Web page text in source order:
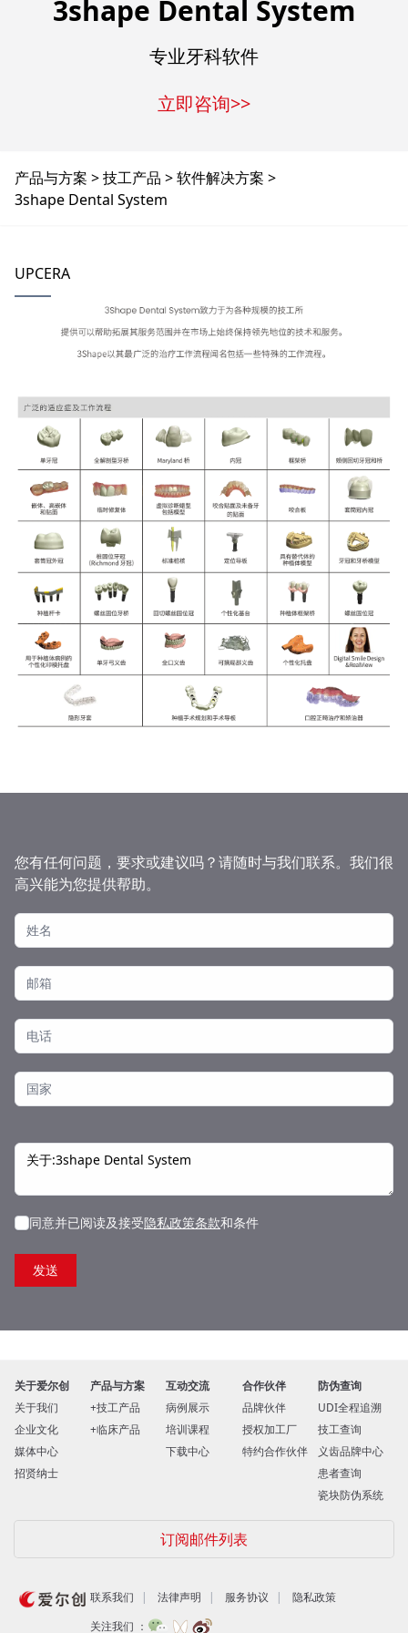
3shape Dental System
专业牙科软件
立即咨询>>
产品与方案 技工产品
软件解决方案
3shape Dental System
UPCERA
您有任何问题，要求或建议吗？请随时与我们联系。我们很
高兴能为您提供帮助。
同意并已阅读及接受隐私政策条款和条件
关于爱尔创
关于我们
企业文化
媒体中心
招贤纳士
产品与方案
技工产品
临床产品
互动交流
病例展示
培训课程
下载中心
合作伙伴
品牌伙伴
授权加工厂
特约合作伙伴
防伪查询
UDI全程追溯
技工查询
义齿品牌中心
患者查询
瓷块防伪系统
联系我们 法律声明 服务协议
隐私政策
关注我们 ：
订阅邮件列表